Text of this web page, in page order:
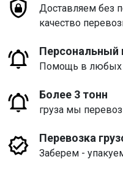
Доставляем без
качество
Помощь в любых
Более 3 тонн
груза мы
Перевозка
Заберем -